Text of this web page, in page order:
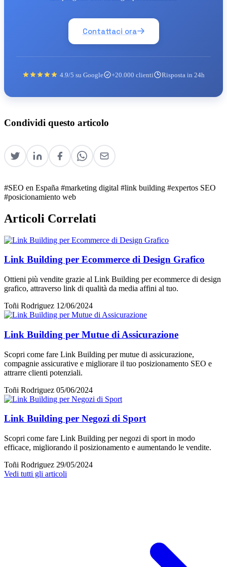
Contattaci ora
4.9/5 su Google +20.000 clienti Risposta in 24h
Condividi questo articolo
#SEO en España #marketing digital #link building #expertos SEO
#posicionamiento web
Articoli Correlati
Link Building per Ecommerce di Design Grafico
Ottieni più vendite grazie al Link Building per ecommerce di design
grafico, attraverso link di qualità da media affini al tuo.
Toñi Rodriguez 12/06/2024
Link Building per Mutue di Assicurazione
Scopri come fare Link Building per mutue di assicurazione,
compagnie assicurative e migliorare il tuo posizionamento SEO e
attrarre clienti potenziali.
Toñi Rodriguez 05/06/2024
Link Building per Negozi di Sport
Scopri come fare Link Building per negozi di sport in modo
efficace, migliorando il posizionamento e aumentando le vendite.
Toñi Rodriguez 29/05/2024
Vedi tutti gli articoli